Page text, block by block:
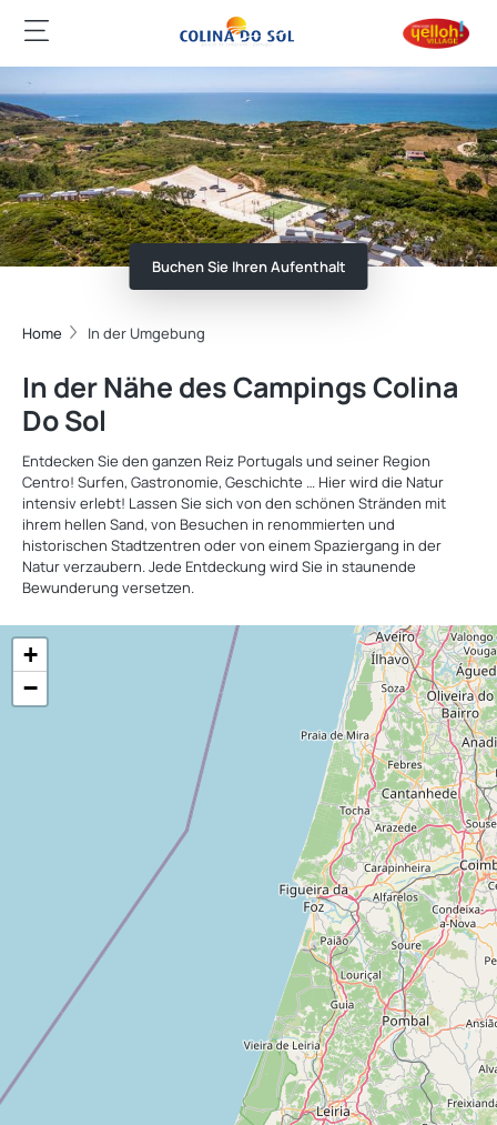
Buchen Sie Ihren Aufenthalt
Home In der Umgebung
In der Nähe des Campings Colina
Do Sol
Entdecken Sie den ganzen Reiz Portugals und seiner Region
Centro! Surfen, Gastronomie, Geschichte … Hier wird die Natur
intensiv erlebt! Lassen Sie sich von den schönen Stränden mit
ihrem hellen Sand, von Besuchen in renommierten und
historischen Stadtzentren oder von einem Spaziergang in der
Natur verzaubern. Jede Entdeckung wird Sie in staunende
Bewunderung versetzen.
+
−